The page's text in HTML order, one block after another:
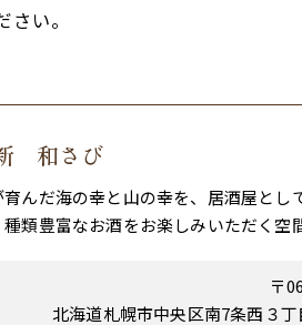
い。
和さび
んだ海の幸と山の幸を、居酒屋と
類豊富なお酒をお楽しみいただく空
〒
北海道札幌市中央区南7条西３